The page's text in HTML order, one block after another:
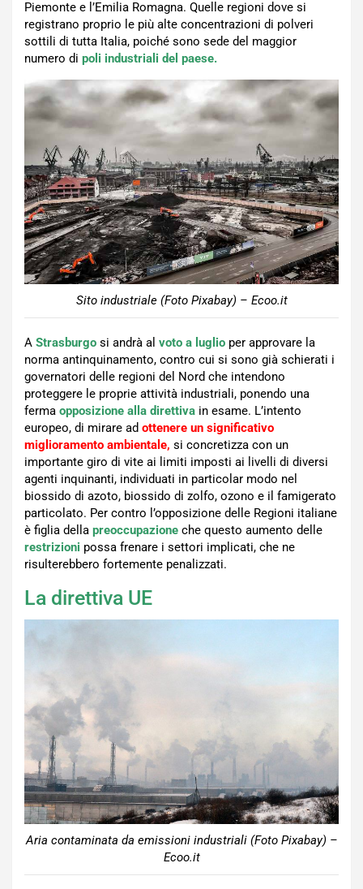
Piemonte e l’Emilia Romagna. Quelle regioni dove si
registrano proprio le più alte concentrazioni di polveri
sottili di tutta Italia, poiché sono sede del maggior
numero di poli industriali del paese.
Sito industriale (Foto Pixabay) – Ecoo.it
A Strasburgo si andrà al voto a luglio per approvare la
norma antinquinamento, contro cui si sono già schierati i
governatori delle regioni del Nord che intendono
proteggere le proprie attività industriali, ponendo una
ferma opposizione alla direttiva in esame. L’intento
europeo, di mirare ad ottenere un significativo
miglioramento ambientale, si concretizza con un
importante giro di vite ai limiti imposti ai livelli di diversi
agenti inquinanti, individuati in particolar modo nel
biossido di azoto, biossido di zolfo, ozono e il famigerato
particolato. Per contro l’opposizione delle Regioni italiane
è figlia della preoccupazione che questo aumento delle
restrizioni possa frenare i settori implicati, che ne
risulterebbero fortemente penalizzati.
La direttiva UE
Aria contaminata da emissioni industriali (Foto Pixabay) –
Ecoo.it